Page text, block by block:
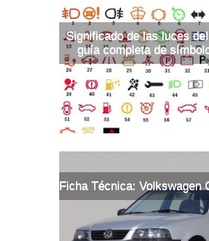
Significado de las luces
guía completa de
Ficha Técnica: Volkswagen